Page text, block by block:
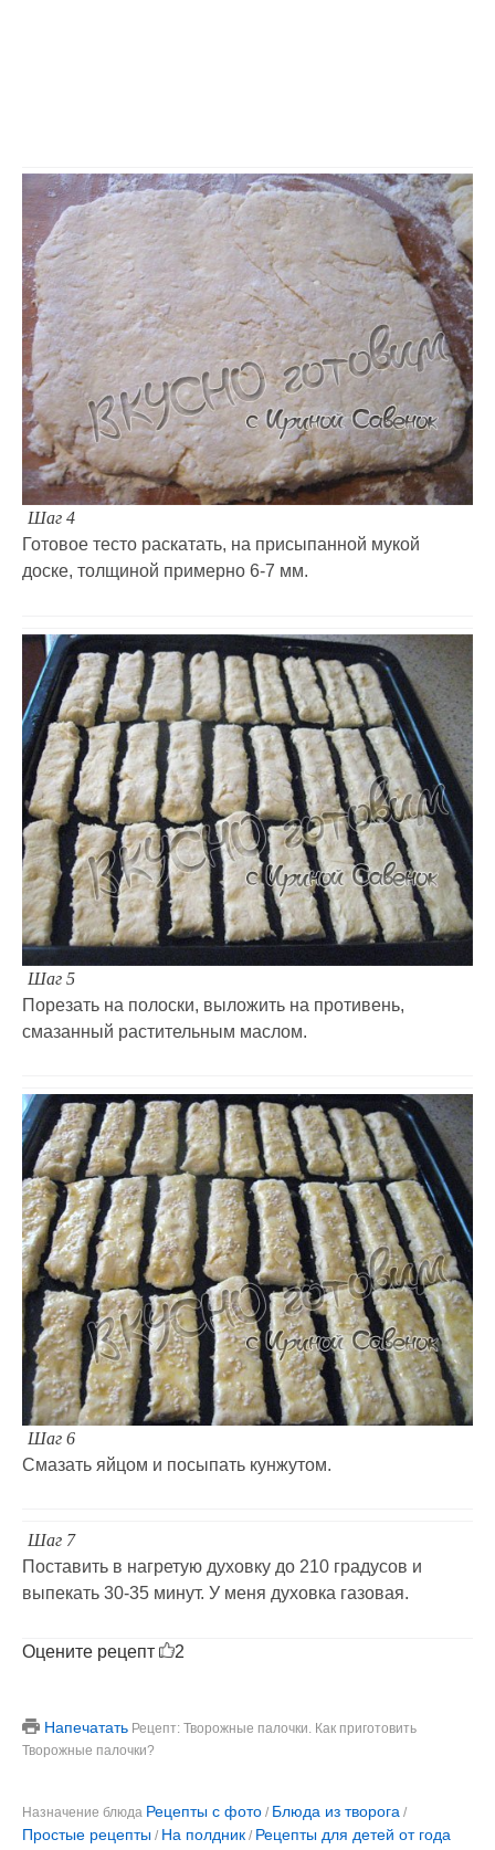
Шаг 4
Готовое тесто раскатать, на присыпанной мукой
доске, толщиной примерно 6-7 мм.
Шаг 5
Порезать на полоски, выложить на противень,
смазанный растительным маслом.
Шаг 6
Смазать яйцом и посыпать кунжутом.
Шаг 7
Поставить в нагретую духовку до 210 градусов и
выпекать 30-35 минут. У меня духовка газовая.
Оцените рецепт 2
Напечатать Рецепт: Творожные палочки. Как приготовить
Творожные палочки?
Назначение блюда Рецепты с фото / Блюда из творога /
Простые рецепты / На полдник / Рецепты для детей от года